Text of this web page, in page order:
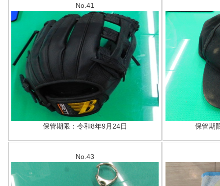
No.41
保管期限：令和8年9月24日 保管期
No.43